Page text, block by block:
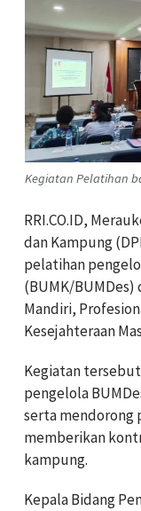
Kegiatan Pelatihan
RRI.CO.ID,
dan Kampung
pelatihan
(BUMK/
Mandiri,
Kesejahteraan
Kegiatan
pengelola
serta mendorong
memberikan
kampung.
Kepala Bidang